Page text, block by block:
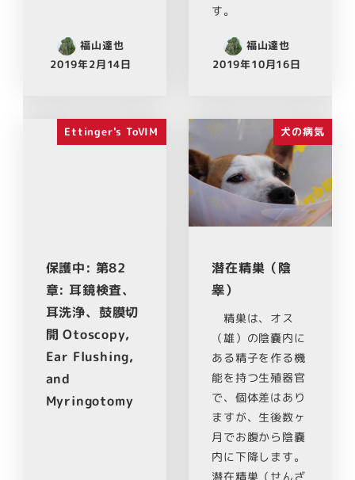
福山達也
2019年2月14日
す。
福山達也
2019年10月16日
Ettinger's ToVIM
保護中: 第82
章: 耳鏡検査、
耳洗浄、鼓膜切
開 Otoscopy,
Ear Flushing,
and
Myringotomy
犬の病気
潜在精巣（陰
睾）
精巣は、オス
（雄）の陰嚢内に
ある精子を作る機
能を持つ生殖器官
で、個体差はあり
ますが、生後数ヶ
月でお腹から陰嚢
内に下降します。
潜在精巣（せんざ